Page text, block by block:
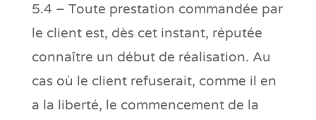
5.4 – Toute prestation commandée par
le client est, dès cet instant, réputée
connaître un début de réalisation. Au
cas où le client refuserait, comme il en
a la liberté, le commencement de la